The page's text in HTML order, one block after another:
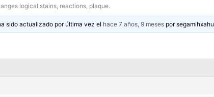
logical stains, reactions, plaque.
sido actualizado por última vez el hace 7 años, 9 meses porsegamihxahu